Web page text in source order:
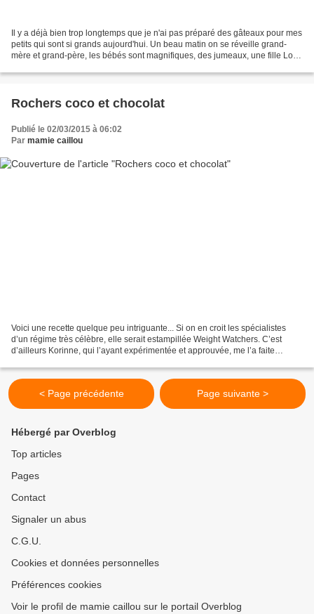
Il y a déjà bien trop longtemps que je n'ai pas préparé des gâteaux pour mes
petits qui sont si grands aujourd'hui. Un beau matin on se réveille grand-
mère et grand-père, les bébés sont magnifiques, des jumeaux, une fille Lola
Rochers coco et chocolat
Publié le 02/03/2015 à 06:02
Par mamie caillou
Voici une recette quelque peu intriguante... Si on en croit les spécialistes
d’un régime très célèbre, elle serait estampillée Weight Watchers. C’est
d’ailleurs Korinne, qui l’ayant expérimentée et approuvée, me l’a faite
< Page précédente Page suivante >
Hébergé par Overblog
Top articles
Pages
Contact
Signaler un abus
C.G.U.
Cookies et données personnelles
Préférences cookies
Voir le profil de mamie caillou sur le portail Overblog